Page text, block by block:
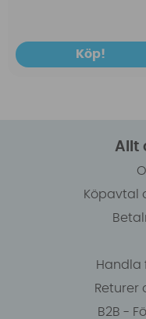
Köp!
Allt
Köpavtal
Handla
Returer
B2B -